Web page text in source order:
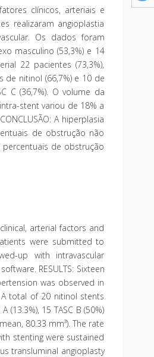
clínicos, arteriais e
realizaram angioplastia
Os dados foram
masculino (53,3%) e 14
22 pacientes (73,3%),
de nitinol (66,7%) e 10 de
C (36,7%). O volume da
stent variou de 18% a
A hiperplasia
de obstrução não
de obstrução
arterial factors and
were submitted to
up with intravascular
RESULTS: Sixteen
was observed in
A total of 20 nitinol stents
15 TASC B (50%)
80.33 mm³). The rate
stenting were sustained
transluminal angioplasty